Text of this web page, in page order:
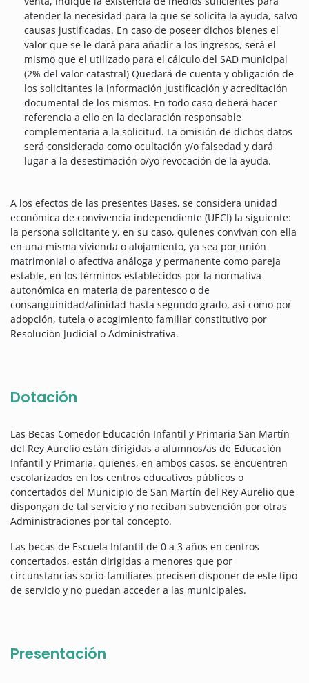
atender la necesidad para la que se solicita la ayuda, salvo
causas justificadas. En caso de poseer dichos bienes el
valor que se le dará para añadir a los ingresos, será el
mismo que el utilizado para el cálculo del SAD municipal
(2% del valor catastral) Quedará de cuenta y obligación de
los solicitantes la información justificación y acreditación
documental de los mismos. En todo caso deberá hacer
referencia a ello en la declaración responsable
complementaria a la solicitud. La omisión de dichos datos
será considerada como ocultación y/o falsedad y dará
lugar a la desestimación o/yo revocación de la ayuda.
A los efectos de las presentes Bases, se considera unidad
económica de convivencia independiente (UECI) la siguiente:
la persona solicitante y, en su caso, quienes convivan con ella
en una misma vivienda o alojamiento, ya sea por unión
matrimonial o afectiva análoga y permanente como pareja
estable, en los términos establecidos por la normativa
autonómica en materia de parentesco o de
consanguinidad/afinidad hasta segundo grado, así como por
adopción, tutela o acogimiento familiar constitutivo por
Resolución Judicial o Administrativa.
Dotación
Las Becas Comedor Educación Infantil y Primaria San Martín
del Rey Aurelio están dirigidas a alumnos/as de Educación
Infantil y Primaria, quienes, en ambos casos, se encuentren
escolarizados en los centros educativos públicos o
concertados del Municipio de San Martín del Rey Aurelio que
dispongan de tal servicio y no reciban subvención por otras
Administraciones por tal concepto.
Las becas de Escuela Infantil de 0 a 3 años en centros
concertados, están dirigidas a menores que por
circunstancias socio-familiares precisen disponer de este tipo
de servicio y no puedan acceder a las municipales.
Presentación